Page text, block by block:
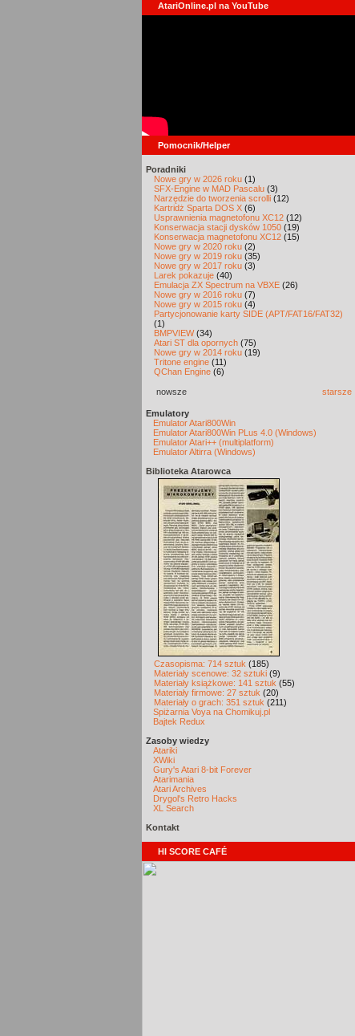
AtariOnline.pl na YouTube
Pomocnik/Helper
Poradniki
Nowe gry w 2026 roku (1)
SFX-Engine w MAD Pascalu (3)
Narzędzie do tworzenia scrolli (12)
Kartridż Sparta DOS X (6)
Usprawnienia magnetofonu XC12 (12)
Konserwacja stacji dysków 1050 (19)
Konserwacja magnetofonu XC12 (15)
Nowe gry w 2020 roku (2)
Nowe gry w 2019 roku (35)
Nowe gry w 2017 roku (3)
Larek pokazuje (40)
Emulacja ZX Spectrum na VBXE (26)
Nowe gry w 2016 roku (7)
Nowe gry w 2015 roku (4)
Partycjonowanie karty SIDE (APT/FAT16/FAT32)
(1)
BMPVIEW(34)
Atari ST dla opornych (75)
Nowe gry w 2014 roku (19)
Tritone engine (11)
QChan Engine (6)
nowsze starsze
Emulatory
Emulator Atari800Win
Emulator Atari800Win PLus 4.0 (Windows)
Emulator Atari++ (multiplatform)
Emulator Altirra (Windows)
Biblioteka Atarowca
Czasopisma: 714 sztuk (185)
Materiały scenowe: 32 sztuki (9)
Materiały książkowe: 141 sztuk (55)
Materiały firmowe: 27 sztuk (20)
Materiały o grach: 351 sztuk (211)
Spiżarnia Voya na Chomikuj.pl
Bajtek Redux
Zasoby wiedzy
Atariki
XWiki
Gury's Atari 8-bit Forever
Atarimania
Atari Archives
Drygol's Retro Hacks
XL Search
Kontakt
HI SCORE CAFÉ